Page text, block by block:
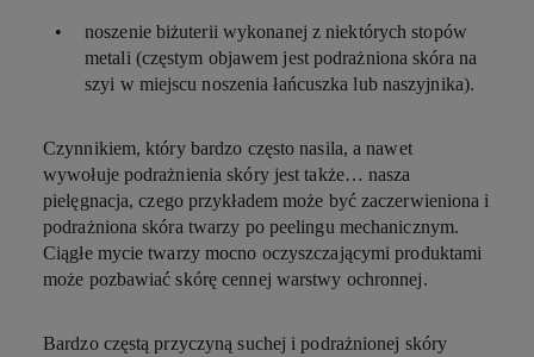
noszenie biżuterii wykonanej z niektórych stopów
metali (częstym objawem jest podrażniona skóra na
szyi w miejscu noszenia łańcuszka lub naszyjnika).
Czynnikiem, który bardzo często nasila, a nawet
wywołuje podrażnienia skóry jest także… nasza
pielęgnacja, czego przykładem może być zaczerwieniona i
podrażniona skóra twarzy po peelingu mechanicznym.
Ciągłe mycie twarzy mocno oczyszczającymi produktami
może pozbawiać skórę cennej warstwy ochronnej.
Bardzo częstą przyczyną suchej i podrażnionej skóry